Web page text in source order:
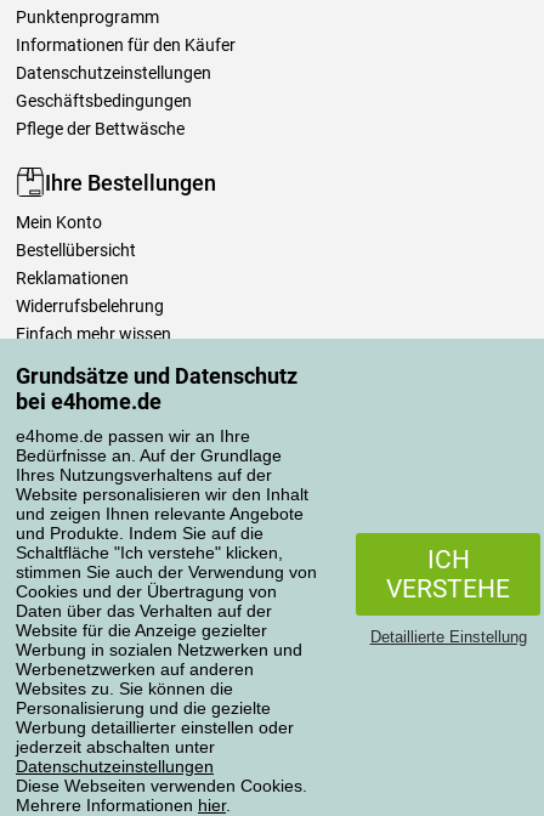
Grundsätze und Datenschutz
bei e4home.de
e4home.de passen wir an Ihre
Bedürfnisse an. Auf der Grundlage
Ihres Nutzungsverhaltens auf der
Website personalisieren wir den Inhalt
und zeigen Ihnen relevante Angebote
und Produkte. Indem Sie auf die
Schaltfläche "Ich verstehe" klicken,
stimmen Sie auch der Verwendung von
Cookies und der Übertragung von
Daten über das Verhalten auf der
Website für die Anzeige gezielter
Werbung in sozialen Netzwerken und
Werbenetzwerken auf anderen
Websites zu. Sie können die
Personalisierung und die gezielte
Werbung detaillierter einstellen oder
jederzeit abschalten unter
Datenschutzeinstellungen
Diese Webseiten verwenden Cookies.
Mehrere Informationen hier.
ICH
VERSTEHE
Detaillierte Einstellung
Punktenprogramm
Informationen für den Käufer
Datenschutzeinstellungen
Geschäftsbedingungen
Pflege der Bettwäsche
Ihre Bestellungen
Mein Konto
Bestellübersicht
Reklamationen
Widerrufsbelehrung
Einfach mehr wissen
Transportarten
Zahlungsmethoden
Zuverlässiger Shop
Datenschutzerklärung